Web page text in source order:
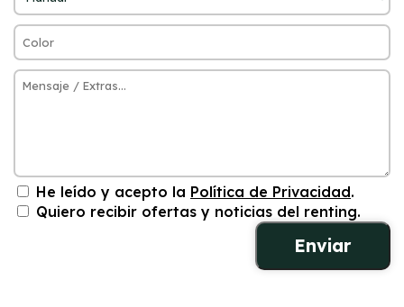
He leído y acepto la Política de Privacidad.
Quiero recibir ofertas y noticias del renting.